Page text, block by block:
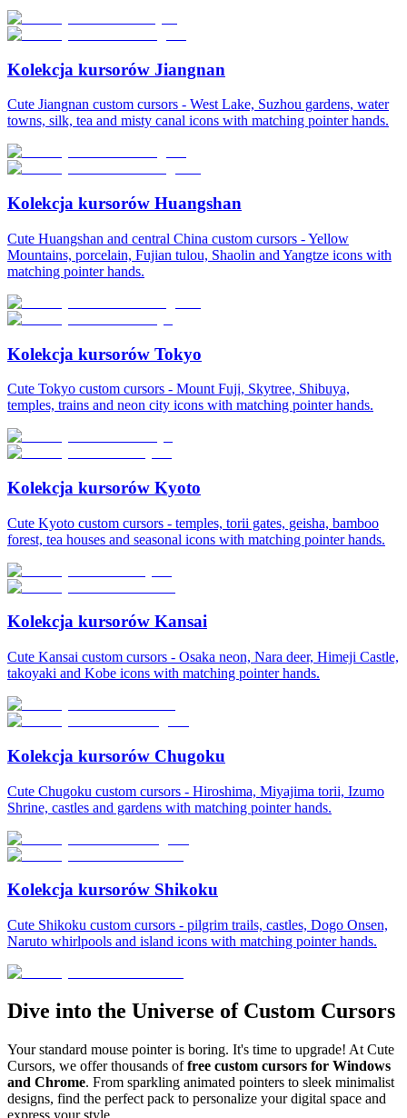
Kolekcja kursorów Jiangnan
Cute Jiangnan custom cursors - West Lake, Suzhou gardens, water
towns, silk, tea and misty canal icons with matching pointer hands.
Kolekcja kursorów Huangshan
Cute Huangshan and central China custom cursors - Yellow
Mountains, porcelain, Fujian tulou, Shaolin and Yangtze icons with
matching pointer hands.
Kolekcja kursorów Tokyo
Cute Tokyo custom cursors - Mount Fuji, Skytree, Shibuya,
temples, trains and neon city icons with matching pointer hands.
Kolekcja kursorów Kyoto
Cute Kyoto custom cursors - temples, torii gates, geisha, bamboo
forest, tea houses and seasonal icons with matching pointer hands.
Kolekcja kursorów Kansai
Cute Kansai custom cursors - Osaka neon, Nara deer, Himeji Castle,
takoyaki and Kobe icons with matching pointer hands.
Kolekcja kursorów Chugoku
Cute Chugoku custom cursors - Hiroshima, Miyajima torii, Izumo
Shrine, castles and gardens with matching pointer hands.
Kolekcja kursorów Shikoku
Cute Shikoku custom cursors - pilgrim trails, castles, Dogo Onsen,
Naruto whirlpools and island icons with matching pointer hands.
Dive into the Universe of Custom Cursors
Your standard mouse pointer is boring. It's time to upgrade! At Cute
Cursors, we offer thousands offree custom cursors for Windows
and Chrome. From sparkling animated pointers to sleek minimalist
designs, find the perfect pack to personalize your digital space and
express your style.